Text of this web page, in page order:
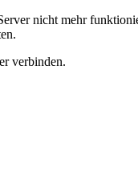
nicht mehr
verbinden.